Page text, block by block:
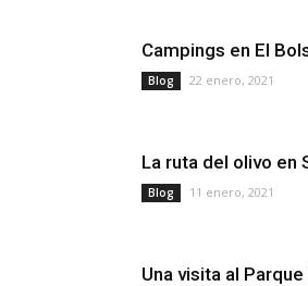
Campings en El
Blog 22 enero, 2021
La ruta del olivo en
Blog 11 enero, 2021
Una visita al